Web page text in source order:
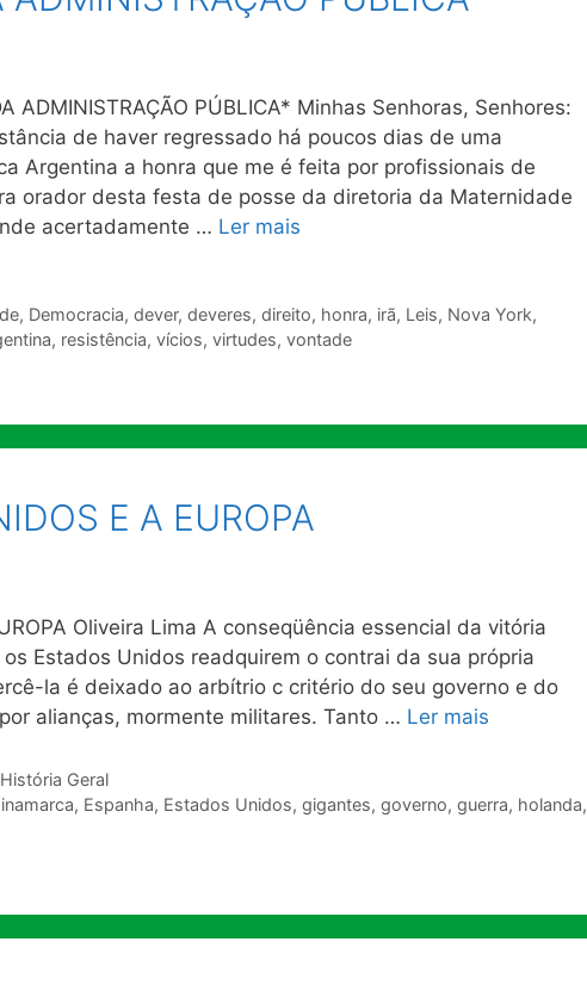
ADMINISTRAÇÃO PÚBLICA* Minhas Senhoras, Senhores:
de haver regressado há poucos dias de uma
Argentina a honra que me é feita por profissionais de
orador desta festa de posse da diretoria da Maternidade
acertadamente … Ler mais
, Democracia, dever, deveres, direito, honra, irã, Leis, Nova York,
, resistência, vícios, virtudes, vontade
E A EUROPA
Oliveira Lima A conseqüência essencial da vitória
Estados Unidos readquirem o contrai da sua própria
la é deixado ao arbítrio c critério do seu governo e do
alianças, mormente militares. Tanto … Ler mais
História Geral
, Espanha, Estados Unidos, gigantes, governo, guerra, holanda,